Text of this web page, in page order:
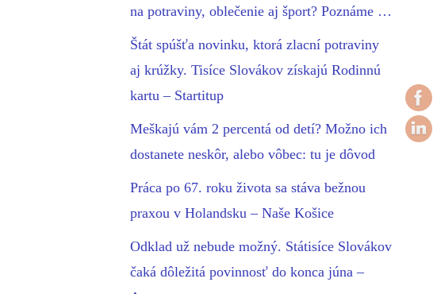
na potraviny, oblečenie aj šport? Poznáme …
Štát spúšťa novinku, ktorá zlacní potraviny
aj krúžky. Tisíce Slovákov získajú Rodinnú
kartu – Startitup
Meškajú vám 2 percentá od detí? Možno ich
dostanete neskôr, alebo vôbec: tu je dôvod
Práca po 67. roku života sa stáva bežnou
praxou v Holandsku – Naše Košice
Odklad už nebude možný. Státisíce Slovákov
čaká dôležitá povinnosť do konca júna –